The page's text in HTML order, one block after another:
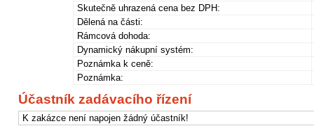
Skutečně uhrazená cena bez DPH:
Dělená na části:
Rámcová dohoda:
Dynamický nákupní systém:
Poznámka k ceně:
Poznámka:
Účastník zadávacího řízení
K zakázce není napojen žádný účastník!